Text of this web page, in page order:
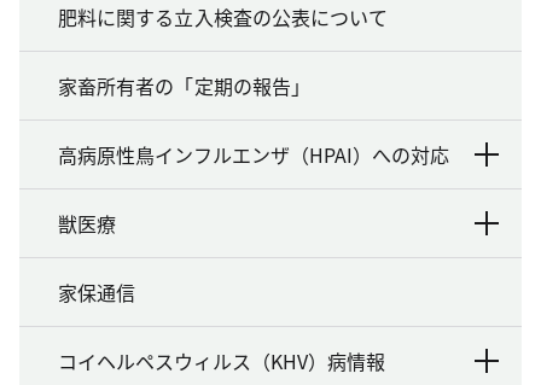
肥料に関する立入検査の公表について
家畜所有者の「定期の報告」
高病原性鳥インフルエンザ（HPAI）への対応
獣医療
家保通信
コイヘルペスウィルス（KHV）病情報